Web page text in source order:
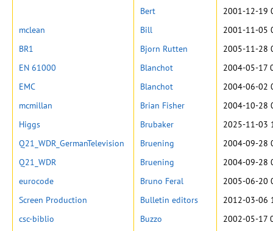
Bert
2001-12-19
mclean
Bill
2001-11-05
BR1
Bjorn Rutten
2005-11-28
EN 61000
Blanchot
2004-05-17
EMC
Blanchot
2004-06-02
mcmillan
Brian Fisher
2004-10-28
Higgs
Brubaker
2025-11-03
Q21_WDR_GermanTelevision
Bruening
2004-09-28
Q21_WDR
Bruening
2004-09-28
eurocode
Bruno Feral
2005-06-20
Screen Production
Bulletin editors
2012-03-06
csc-biblio
Buzzo
2002-05-17